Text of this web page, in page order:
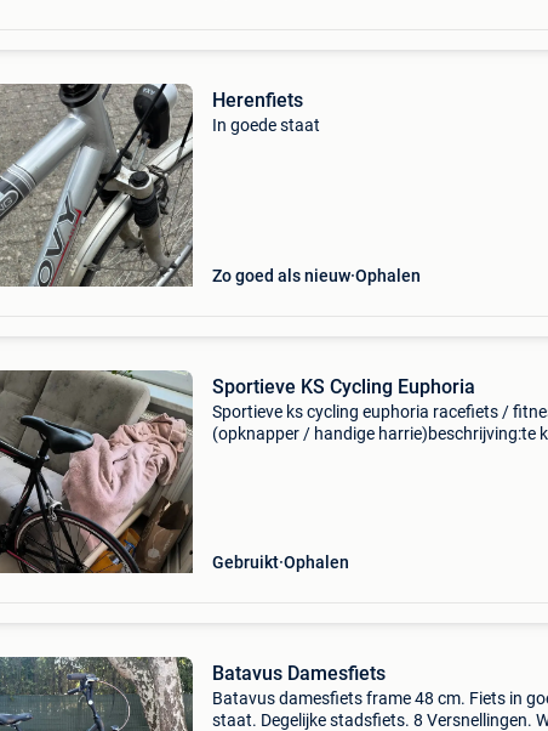
Herenfiets
In goede staat
Zo goed als nieuw Ophalen
Sportieve KS Cycling Euphoria
Sportieve ks cycling euphoria racefiets /
(opknapper / handige harrie)beschrijving:te
Gebruikt Ophalen
Batavus Damesfiets
Batavus damesfiets frame 48 cm. Fiets in
staat. Degelijke stadsfiets. 8 Versnellingen.